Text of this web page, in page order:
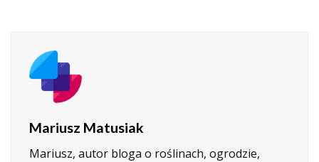
Mariusz Matusiak
Mariusz, autor bloga o roślinach, ogrodzie,